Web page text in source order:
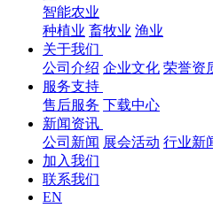
智能农业
种植业 畜牧业 渔业
关于我们
公司介绍 企业文化 荣誉资
服务支持
售后服务 下载中心
新闻资讯
公司新闻 展会活动 行业新
加入我们
联系我们
EN